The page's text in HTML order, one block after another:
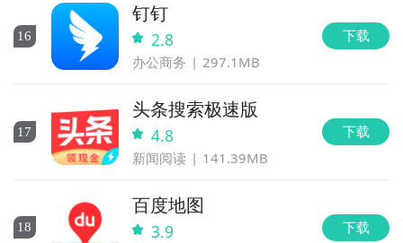
16
钉钉
2.8
办公商务 297.1MB
下载
17
头条搜索极速版
4.8
新闻阅读 141.39MB
下载
18
百度地图
3.9 下载